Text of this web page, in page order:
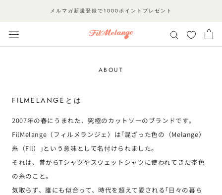
プ
メルマガ新規登録で1000ポイントプレゼント
ABOUT
FILMELANGEとは
2007年の春にうまれた、究極のカットソーのブランドです。
FilMelange（フィルメランジェ）は｢混ざった色の（Melange）
糸（Fil）｣という意味として名付けられました。
それは、昔からTシャツやスウェットシャツに使われてきた杢色
の糸のこと。
気取らず、誰にも似合って、時代を超えて愛される｢日々の暮ら